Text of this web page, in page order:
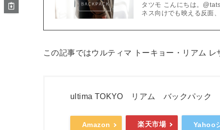
タツモ こんにちは。
ネス向けでも映える反面
この記事ではウルティマ トーキョー・リアム
ultima TOKYO リアム バックパック
Amazon 楽天市場 Yahoo